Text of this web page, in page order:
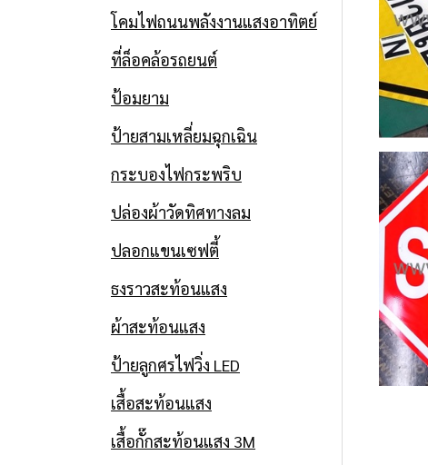
โคมไฟถนนพลังงานแสงอาทิตย์
ที่ล็อคล้อรถยนต์
ป้อมยาม
ป้ายสามเหลี่ยมฉุกเฉิน
กระบองไฟกระพริบ
ปล่องผ้าวัดทิศทางลม
ปลอกแขนเซฟตี้
ธงราวสะท้อนแสง
ผ้าสะท้อนแสง
ป้ายลูกศรไฟวิ่ง LED
เสื้อสะท้อนแสง
เสื้อกั๊กสะท้อนแสง 3M
Date27 กุมภาพันธ์ 2026
ป้าย STOP และ
ป้ายที่จอดรถ
เกอร์สะท้อนแสง